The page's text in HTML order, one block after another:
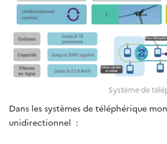
Système de
Dans les systèmes de téléphérique
unidirectionnel :